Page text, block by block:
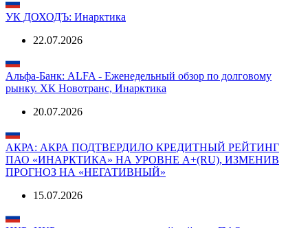
УК ДОХОДЪ: Инарктика
22.07.2026
Альфа-Банк: ALFA - Еженедельный обзор по долговому
рынку. ХК Новотранс, Инарктика
20.07.2026
АКРА: АКРА ПОДТВЕРДИЛО КРЕДИТНЫЙ РЕЙТИНГ
ПАО «ИНАРКТИКА» НА УРОВНЕ А+(RU), ИЗМЕНИВ
ПРОГНОЗ НА «НЕГАТИВНЫЙ»
15.07.2026